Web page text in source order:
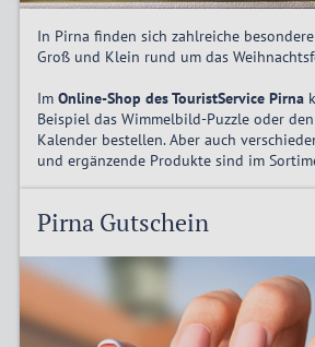
In Pirna finden sich zahlreiche
Groß und Klein rund um das
Im Online-Shop des TouristService Pirna
Beispiel das Wimmelbild-Puzzle oder
Kalender bestellen. Aber auch
und ergänzende Produkte sind im
Pirna Gutschein